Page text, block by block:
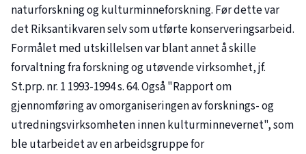
naturforskning og kulturminneforskning. Før dette var
det Riksantikvaren selv som utførte konserveringsarbeid.
Formålet med utskillelsen var blant annet å skille
forvaltning fra forskning og utøvende virksomhet, jf.
St.prp. nr. 1 1993-1994 s. 64. Også "Rapport om
gjennomføring av omorganiseringen av forsknings- og
utredningsvirksomheten innen kulturminnevernet", som
ble utarbeidet av en arbeidsgruppe for